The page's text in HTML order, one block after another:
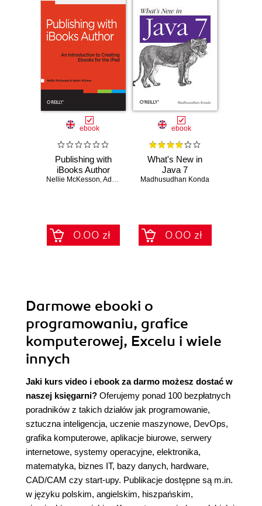
ebook
Publishing with
iBooks Author
Nellie McKesson,Adam Witwer
0.00 zł
ebook
What's New in
Java 7
Madhusudhan Konda
0.00 zł
Darmowe ebooki o
programowaniu, grafice
komputerowej, Excelu i wiele
innych
Jaki kurs video i ebook za darmo możesz dostać w
naszej księgarni? Oferujemy ponad 100 bezpłatnych
poradników z takich działów jak programowanie,
sztuczna inteligencja, uczenie maszynowe, DevOps,
grafika komputerowe, aplikacje biurowe, serwery
internetowe, systemy operacyjne, elektronika,
matematyka, biznes IT, bazy danych, hardware,
CAD/CAM czy start-upy. Publikacje dostępne są m.in.
w języku polskim, angielskim, hiszpańskim,